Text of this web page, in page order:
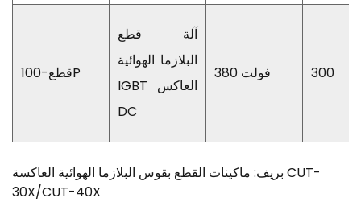
قطع-100P
آلة قطع
البلازما الهوائية
IGBT العاكس
DC
380 فولت 300
بريف: ماكينات القطع بقوس البلازما الهوائية العاكسة CUT-
30X/CUT-40X